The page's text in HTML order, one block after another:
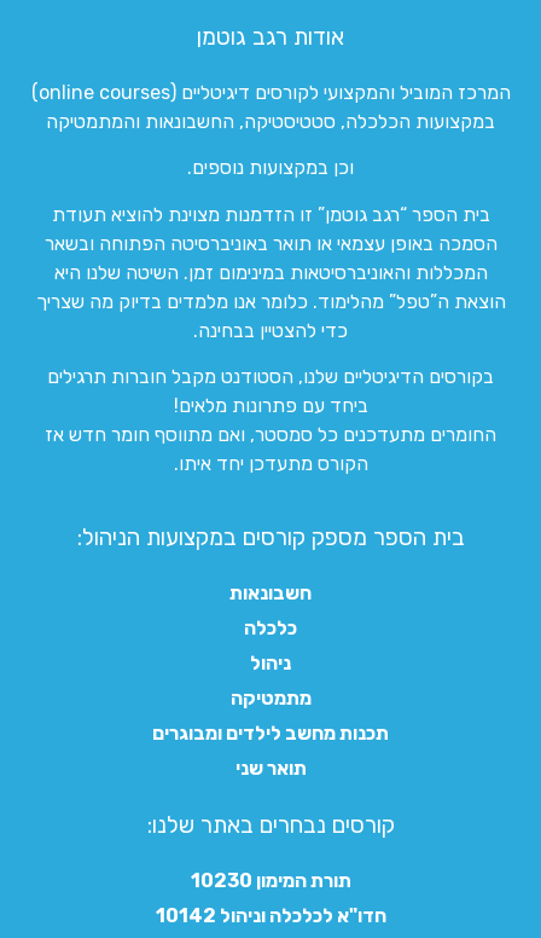
אודות רגב גוטמן
המרכז המוביל והמקצועי לקורסים דיגיטליים (online courses)
במקצועות הכלכלה, סטטיסטיקה, החשבונאות והמתמטיקה
וכן במקצועות נוספים.
בית הספר “רגב גוטמן” זו הזדמנות מצוינת להוציא תעודת
הסמכה באופן עצמאי או תואר באוניברסיטה הפתוחה ובשאר
המכללות והאוניברסיטאות במינימום זמן. השיטה שלנו היא
הוצאת ה”טפל” מהלימוד. כלומר אנו מלמדים בדיוק מה שצריך
כדי להצטיין בבחינה.
בקורסים הדיגיטליים שלנו, הסטודנט מקבל חוברות תרגילים
ביחד עם פתרונות מלאים!
החומרים מתעדכנים כל סמסטר, ואם מתווסף חומר חדש אז
הקורס מתעדכן יחד איתו.
בית הספר מספק קורסים במקצועות הניהול:
חשבונאות
כלכלה
ניהול
מתמטיקה
תכנות מחשב לילדים ומבוגרים
תואר שני
קורסים נבחרים באתר שלנו:​
תורת המימון 10230
חדו"א לכלכלה וניהול 10142